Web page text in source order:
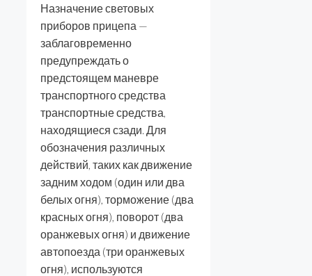
Назначение световых
приборов прицепа —
заблаговременно
предупреждать о
предстоящем маневре
транспортного средства
транспортные средства,
находящиеся сзади. Для
обозначения различных
действий, таких как движение
задним ходом (один или два
белых огня), торможение (два
красных огня), поворот (два
оранжевых огня) и движение
автопоезда (три оранжевых
огня), используются